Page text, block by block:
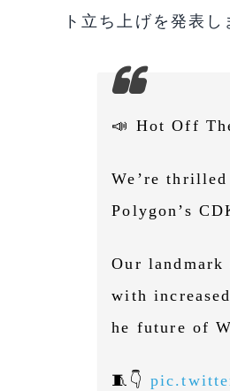
ト立ち上げを発表し
📣 Hot Off
We’re
Polygon’s
Our
with
he future of
🧵👇